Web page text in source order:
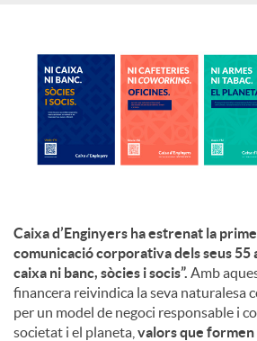
t
s
Caixa d’Enginyers ha estrenat la
comunicació corporativa dels seus 55
caixa ni banc, sòcies i socis”. Amb
financera reivindica la seva naturalesa
per un model de negoci responsable i
societat i el planeta, valors que formen